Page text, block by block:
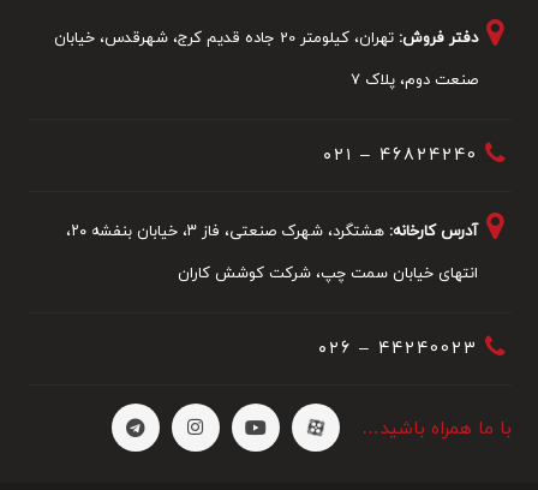
دفتر فروش:
تهران، کیلومتر 20 جاده قدیم کرج، شهرقدس، خیابان
صنعت دوم، پلاک 7
46824240 – ۰۲۱
آدرس کارخانه:
هشتگرد، شهرک صنعتی، فاز ۳، خیابان بنفشه ۲۰،
انتهای خیابان سمت چپ، شرکت کوشش کاران
44240023 – ۰۲6
با ما همراه باشید…